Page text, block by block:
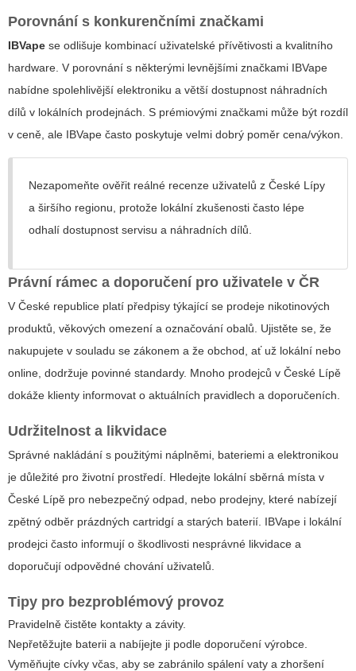
Porovnání s konkurenčními značkami
IBVape se odlišuje kombinací uživatelské přívětivosti a kvalitního
hardware. V porovnání s některými levnějšími značkami IBVape
nabídne spolehlivější elektroniku a větší dostupnost náhradních
dílů v lokálních prodejnách. S prémiovými značkami může být rozdíl
v ceně, ale IBVape často poskytuje velmi dobrý poměr cena/výkon.
Nezapomeňte ověřit reálné recenze uživatelů z České Lípy
a širšího regionu, protože lokální zkušenosti často lépe
odhalí dostupnost servisu a náhradních dílů.
Právní rámec a doporučení pro uživatele v ČR
V České republice platí předpisy týkající se prodeje nikotinových
produktů, věkových omezení a označování obalů. Ujistěte se, že
nakupujete v souladu se zákonem a že obchod, ať už lokální nebo
online, dodržuje povinné standardy. Mnoho prodejců v České Lípě
dokáže klienty informovat o aktuálních pravidlech a doporučeních.
Udržitelnost a likvidace
Správné nakládání s použitými náplněmi, bateriemi a elektronikou
je důležité pro životní prostředí. Hledejte lokální sběrná místa v
České Lípě pro nebezpečný odpad, nebo prodejny, které nabízejí
zpětný odběr prázdných cartridgí a starých baterií. IBVape i lokální
prodejci často informují o škodlivosti nesprávné likvidace a
doporučují odpovědné chování uživatelů.
Tipy pro bezproblémový provoz
Pravidelně čistěte kontakty a závity.
Nepřetěžujte baterii a nabíjejte ji podle doporučení výrobce.
Vyměňujte cívky včas, aby se zabránilo spálení vaty a zhoršení